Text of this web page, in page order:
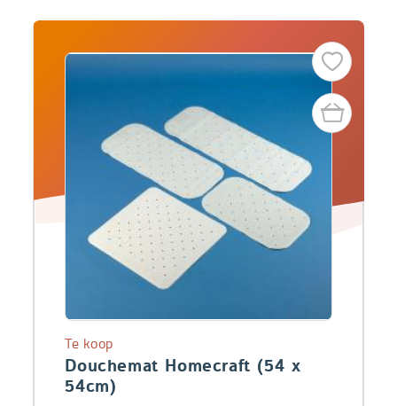
Douchemat Homecraft (54 x
54cm)
Te koop